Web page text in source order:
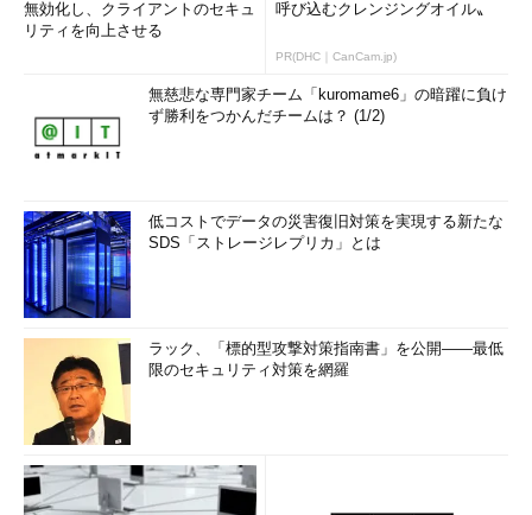
無効化し、クライアントのセキュ
リティを向上させる
呼び込むクレンジングオイル〟
PR(DHC｜CanCam.jp)
無慈悲な専門家チーム「kuromame6」の暗躍に負け
ず勝利をつかんだチームは？ (1/2)
低コストでデータの災害復旧対策を実現する新たな
SDS「ストレージレプリカ」とは
ラック、「標的型攻撃対策指南書」を公開――最低
限のセキュリティ対策を網羅